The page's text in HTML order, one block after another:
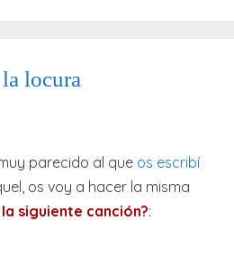
locura
parecido al que os escribí
os voy a hacer la misma
la siguiente canción?: